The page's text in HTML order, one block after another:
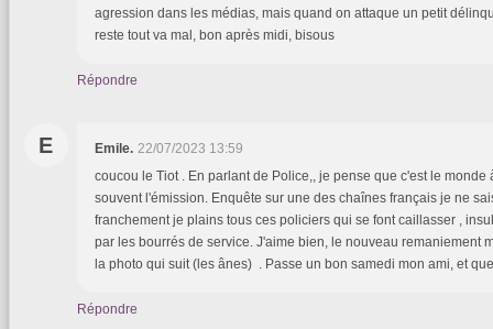
agression dans les médias, mais quand on attaque un petit
reste tout va mal, bon après midi, bisous
Répondre
E Emile. 22/07/2023 13:59
coucou le Tiot . En parlant de Police,, je pense que c'est le monde
souvent l'émission. Enquête sur une des chaînes français je ne
franchement je plains tous ces policiers qui se font caillasser ,
par les bourrés de service. J'aime bien, le nouveau remaniement
la photo qui suit (les ânes) . Passe un bon samedi mon ami, et
Répondre